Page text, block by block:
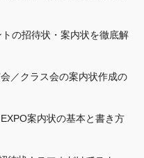
の招待状・案内状を徹底解
／クラス会の案内状作成の
案内状の基本と書き方